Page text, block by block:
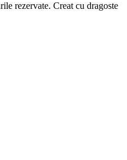
rezervate. Creat cu dragoste